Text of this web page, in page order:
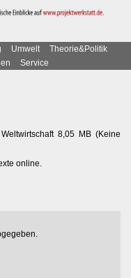
Umwelt
Theorie&Politik
Service
8,05 MB (Keine
online.